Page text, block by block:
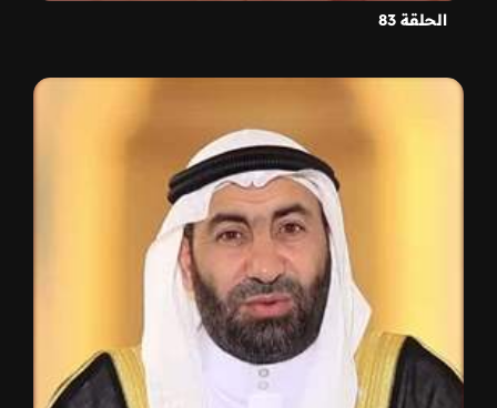
الحلقة 83